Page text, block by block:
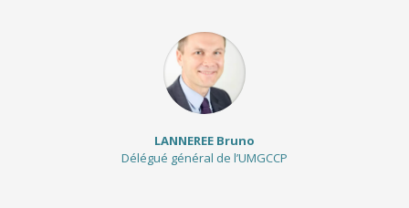
LANNEREE Bruno
Délégué général de l’UMGCCP